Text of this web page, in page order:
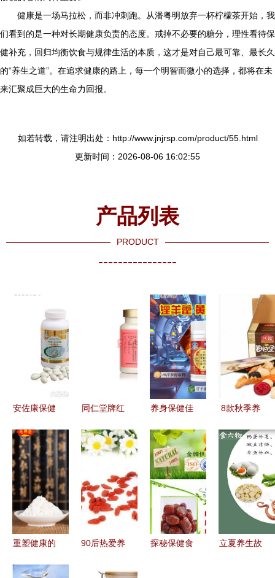
健康是一场马拉松，而非冲刺跑。从潘粤明放弃一杯柠檬茶开始，我
们看到的是一种对长期健康负责的态度。戒掉不必要的糖分，理性看待保
健补充，回归均衡饮食与规律生活的本质，这才是对自己最可靠、最长久
的“养生之道”。在追求健康的路上，每一个明智而微小的选择，都将在未
来汇聚成巨大的生命力回报。
如若转载，请注明出处：http://www.jnjrsp.com/product/55.html
更新时间：2026-08-06 16:02:55
产品列表
PRODUCT
----------------
安佐康保健
美国莱蒂菲
的厦门养生
佳品
同仁堂牌红
明书——科
九调理之选
养身保健佳
羊藿西洋参
黄芪胶囊的
魅力
8款秋季养
荐，助你养
身保健过金
秋
重塑健康的
90后热爱养
探秘保健食
立夏养生故